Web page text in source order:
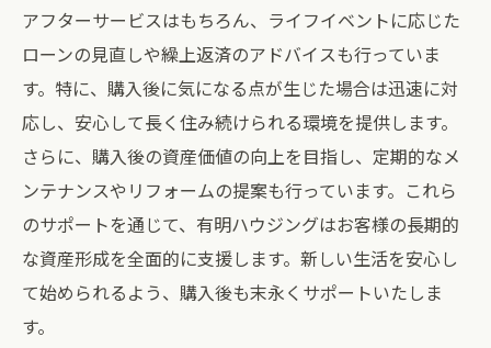
アフターサービスはもちろん、ライフイベントに応じた
ローンの見直しや繰上返済のアドバイスも行っていま
す。特に、購入後に気になる点が生じた場合は迅速に対
応し、安心して長く住み続けられる環境を提供します。
さらに、購入後の資産価値の向上を目指し、定期的なメ
ンテナンスやリフォームの提案も行っています。これら
のサポートを通じて、有明ハウジングはお客様の長期的
な資産形成を全面的に支援します。新しい生活を安心し
て始められるよう、購入後も末永くサポートいたしま
す。